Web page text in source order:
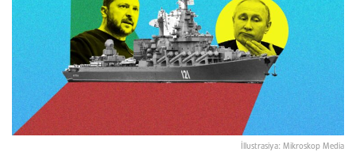
İllustrasiya: Mikroskop Media